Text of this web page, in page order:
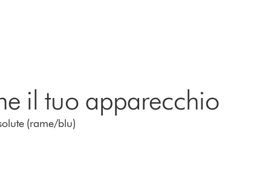
il tuo apparecchio
(rame/blu)